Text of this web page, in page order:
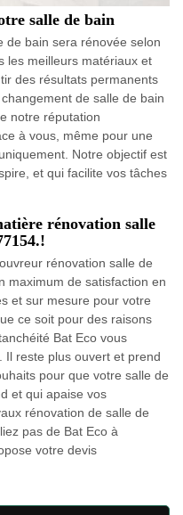
salle de bain
de bain sera rénovée selon
les meilleurs matériaux et
des résultats permanents
de salle de bain
notre réputation
à vous, même pour une
Notre objectif est
et qui facilite vos tâches
rénovation salle
rénovation salle de
maximum de satisfaction en
et sur mesure pour votre
ce soit pour des raisons
Bat Eco vous
Il reste plus ouvert et prend
pour que votre salle de
et qui apaise vos
rénovation de salle de
pas de Bat Eco à
votre devis